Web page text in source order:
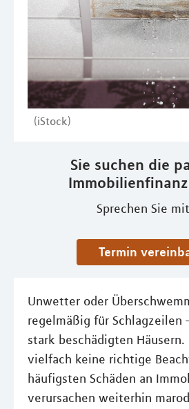
(iStock)
Sie suchen die
Sprechen Sie
Termin
Unwetter oder
regelmäßig für Schlagzeilen
stark beschädigten Häusern.
vielfach keine richtige
häufigsten Schäden an
verursachen weiterhin